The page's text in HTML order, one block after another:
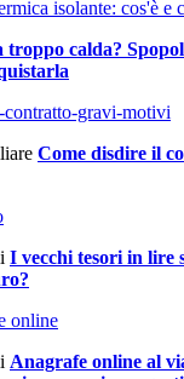
troppo calda?
Come disdire il
I vecchi tesori in lire
Anagrafe online al